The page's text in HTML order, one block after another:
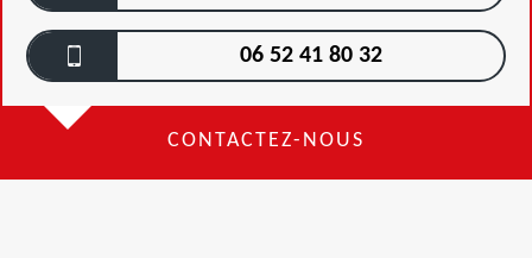
06 52 41 80 32
CONTACTEZ-NOUS